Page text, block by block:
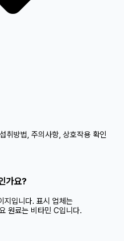
취방법, 주의사항, 상호작용 확인
가요?
지입니다. 표시 업체는
원료는 비타민 C입니다.